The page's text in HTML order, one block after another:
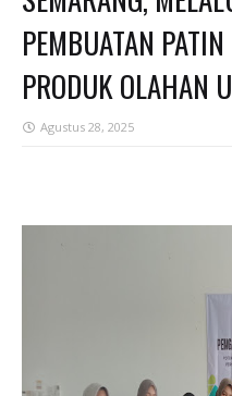
PEMBUATAN
PRODUK OLAHAN
Agustus 28, 2025